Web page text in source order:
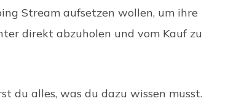
Stream aufsetzen wollen, um ihre
direkt abzuholen und vom Kauf zu
du alles, was du dazu wissen musst.